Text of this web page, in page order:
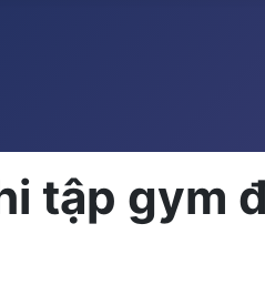
tập gym